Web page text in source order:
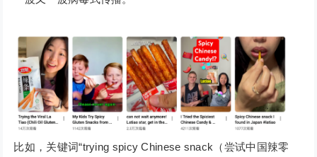
比如，关键词“trying spicy Chinese snack（尝试中国辣零